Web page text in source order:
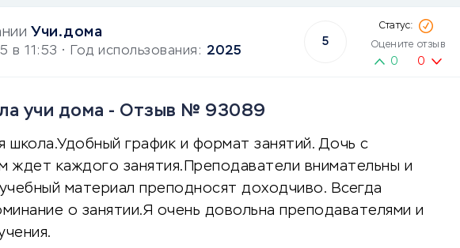
Учи.дома
в 11:53 • Год использования: 2025
5 Оцените отзыв
0 0
учи дома - Отзыв № 93089
школа.Удобный график и формат занятий. Дочь с
ждет каждого занятия.Преподаватели внимательны и
материал преподносят доходчиво. Всегда
о занятии.Я очень довольна преподавателями и